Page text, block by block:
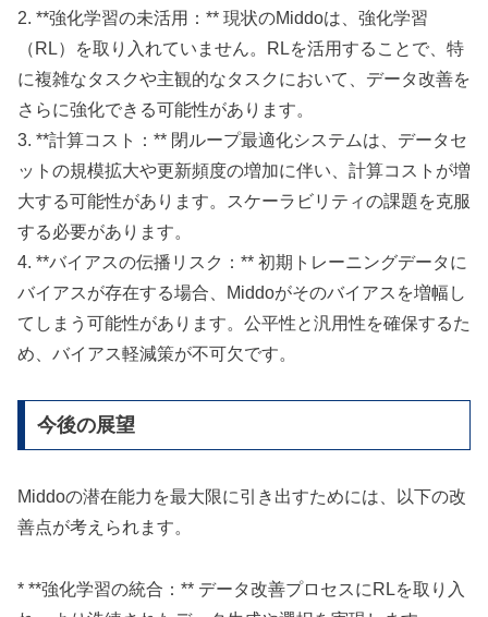
2. **強化学習の未活用：** 現状のMiddoは、強化学習
（RL）を取り入れていません。RLを活用することで、特
に複雑なタスクや主観的なタスクにおいて、データ改善を
さらに強化できる可能性があります。
3. **計算コスト：** 閉ループ最適化システムは、データセ
ットの規模拡大や更新頻度の増加に伴い、計算コストが増
大する可能性があります。スケーラビリティの課題を克服
する必要があります。
4. **バイアスの伝播リスク：** 初期トレーニングデータに
バイアスが存在する場合、Middoがそのバイアスを増幅し
てしまう可能性があります。公平性と汎用性を確保するた
め、バイアス軽減策が不可欠です。
今後の展望
Middoの潜在能力を最大限に引き出すためには、以下の改
善点が考えられます。
* **強化学習の統合：** データ改善プロセスにRLを取り入